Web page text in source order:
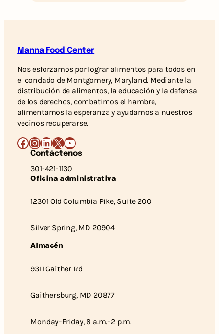
Manna Food Center
Nos esforzamos por lograr alimentos para todos en
el condado de Montgomery, Maryland. Mediante la
distribución de alimentos, la educación y la defensa
de los derechos, combatimos el hambre,
alimentamos la esperanza y ayudamos a nuestros
vecinos recuperarse.
Facebook
Instagram
LinkedIn
X YouTube
Contáctenos
301-421-1130
Oficina administrativa
12301 Old Columbia Pike, Suite 200
Silver Spring, MD 20904
Almacén
9311 Gaither Rd
Gaithersburg, MD 20877
Monday–Friday, 8 a.m.–2 p.m.